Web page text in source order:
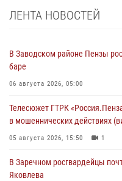
ЛЕНТА НОВОСТЕЙ
В Заводском районе Пензы
баре
06 августа 2026, 05:00
Телесюжет ГТРК
в мошеннических действиях
05 августа 2026, 15:50 1
В Заречном росгвардейцы
Яковлева